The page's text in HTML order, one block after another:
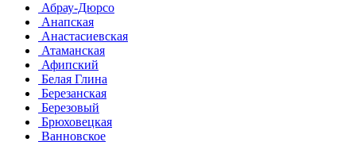
Абрау-Дюрсо
Анапская
Анастасиевская
Атаманская
Афипский
Белая Глина
Березанская
Березовый
Брюховецкая
Ванновское